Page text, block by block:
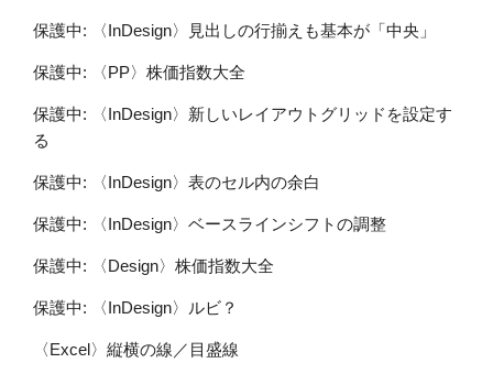
保護中: 〈InDesign〉見出しの行揃えも基本が「中央」
保護中: 〈PP〉株価指数大全
保護中: 〈InDesign〉新しいレイアウトグリッドを設定す
る
保護中: 〈InDesign〉表のセル内の余白
保護中: 〈InDesign〉ベースラインシフトの調整
保護中: 〈Design〉株価指数大全
保護中: 〈InDesign〉ルビ？
〈Excel〉縦横の線／目盛線